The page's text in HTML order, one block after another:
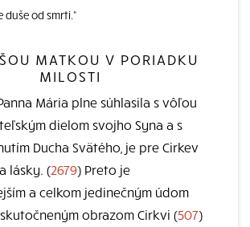
duše od smrti.“
MATKOU V PORIADKU
MILOSTI
Mária plne súhlasila s vôľou
dielom svojho Syna a s
Ducha Svätého, je pre Cirkev
lásky. (2679) Preto je
a celkom jedinečným údom
obrazom Cirkvi (507)